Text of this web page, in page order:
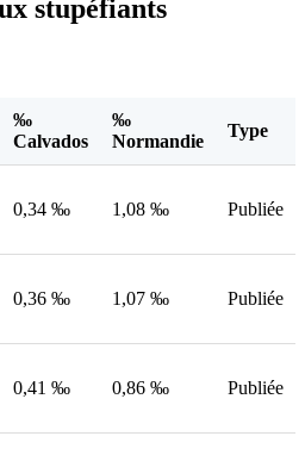
stupéfiants
‰
Calvados
‰
Normandie
Type
0,34 ‰ 1,08 ‰ Publiée
0,36 ‰ 1,07 ‰ Publiée
0,41 ‰ 0,86 ‰ Publiée